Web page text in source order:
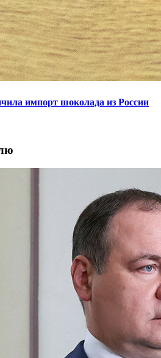
импорт шоколада из России